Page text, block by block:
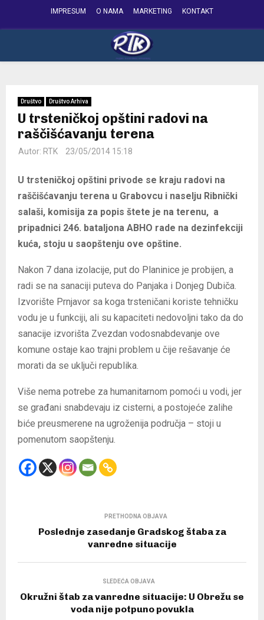
IMPRESUM O NAMA MARKETING KONTAKT
PRIMARY
MENU
Društvo Društvo Arhiva
U trsteničkoj opštini radovi na
raščišćavanju terena
Autor: RTK 23/05/2014 15:18
U trsteničkoj opštini privode se kraju radovi na
raščišćavanju terena u Grabovcu i naselju Ribnički
salaši, komisija za popis štete je na terenu, a
pripadnici 246. bataljona ABHO rade na dezinfekciji
kuća, stoju u saopštenju ove opštine.
Nakon 7 dana izolacije, put do Planinice je probijen, a
radi se na sanaciji puteva do Panjaka i Donjeg Dubiča.
Izvorište Prnjavor sa koga trsteničani koriste tehničku
vodu je u funkciji, ali su kapaciteti nedovoljni tako da do
sanacije izvorišta Zvezdan vodosnabdevanje ove
komune ostaje kao trajni problem u čije rešavanje će
morati da se uključi republika.
Više nema potrebe za humanitarnom pomoći u vodi, jer
se građani snabdevaju iz cisterni, a postojeće zalihe
biće preusmerene na ugroženija područja – stoji u
pomenutom saopštenju.
PRETHODNA OBJAVA
Poslednje zasedanje Gradskog štaba za
vanredne situacije
SLEDEĆA OBJAVA
Okružni štab za vanredne situacije: U Obrežu se
voda nije potpuno povukla